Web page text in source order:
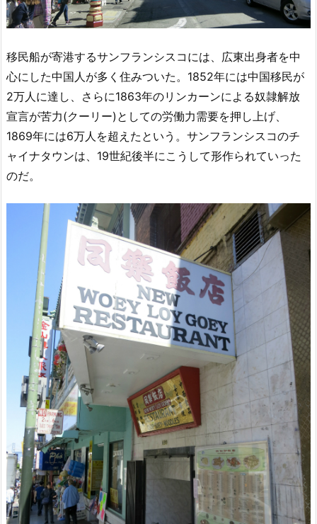
移民船が寄港するサンフランシスコには、広東出身者を中
心にした中国人が多く住みついた。1852年には中国移民が
2万人に達し、さらに1863年のリンカーンによる奴隷解放
宣言が苦力(クーリー)としての労働力需要を押し上げ、
1869年には6万人を超えたという。サンフランシスコのチ
ャイナタウンは、19世紀後半にこうして形作られていった
のだ。